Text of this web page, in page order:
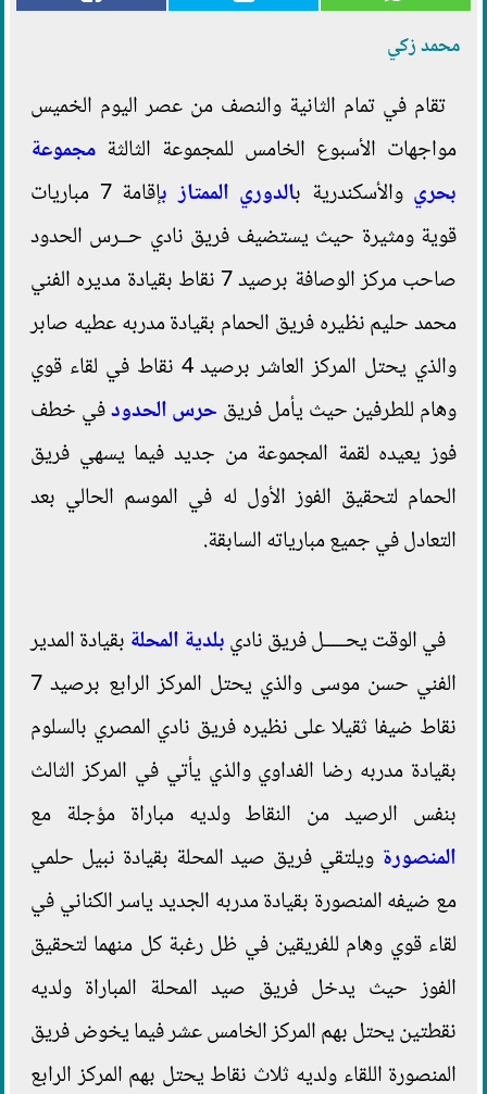
محمد زكي
تقام في تمام الثانية والنصف من عصر اليوم الخميس
مواجهات الأسبوع الخامس للمجموعة الثالثة مجموعة
بحري والأسكندرية بالدوري الممتاز ب
إقامة 7 مباريات
قوية ومثيرة حيث يستضيف فريق نادي حــرس الحدود
صاحب مركز الوصافة برصيد 7 نقاط بقيادة مديره الفني
محمد حليم نظيره فريق الحمام بقيادة مدربه عطيه صابر
والذي يحتل المركز العاشر برصيد 4 نقاط في لقاء قوي
وهام للطرفين حيث يأمل فريق حرس الحدودفي خطف
فوز يعيده لقمة المجموعة من جديد فيما يسهي فريق
الحمام لتحقيق الفوز الأول له في الموسم الحالي بعد
التعادل في جميع مبارياته السابقة.
في الوقت يحـــــل فريق ناديبلدية المحلة بقيادة المدير
الفني حسن موسى والذي يحتل المركز الرابع برصيد 7
نقاط ضيفا ثقيلا على نظيره فريق نادي المصري بالسلوم
بقيادة مدربه رضا الفداوي والذي يأتي في المركز الثالث
بنفس الرصيد من النقاط ولديه مباراة مؤجلة مع
المنصورة ويلتقي فريق صيد المحلة بقيادة نبيل حلمي
مع ضيفه المنصورة بقيادة مدربه الجديد ياسر الكناني في
لقاء قوي وهام للفريقين في ظل رغبة كل منهما لتحقيق
الفوز حيث يدخل فريق صيد المحلة المباراة ولديه
نقطتين يحتل بهم المركز الخامس عشر فيما يخوض فريق
المنصورة اللقاء ولديه ثلاث نقاط يحتل بهم المركز الرابع